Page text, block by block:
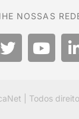
NOSSAS
| Todos